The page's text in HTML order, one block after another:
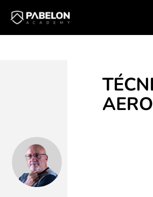
contenido
Inicio Soluciones para empresas
Curso – Tecnico de aerogeneradores